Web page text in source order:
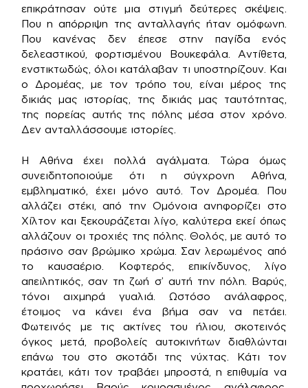
επικράτησαν ούτε μια στιγμή δεύτερες σκέψεις.
Που η απόρριψη της ανταλλαγής ήταν ομόφωνη.
Που κανένας δεν έπεσε στην παγίδα ενός
δελεαστικού, φορτισμένου Βουκεφάλα. Αντίθετα,
ενστικτωδώς, όλοι κατάλαβαν τι υποστηρίζουν. Και
ο Δρομέας, με τον τρόπο του, είναι μέρος της
δικιάς μας ιστορίας, της δικιάς μας ταυτότητας,
της πορείας αυτής της πόλης μέσα στον χρόνο.
Δεν ανταλλάσσουμε ιστορίες.
Η Αθήνα έχει πολλά αγάλματα. Τώρα όμως
συνειδητοποιούμε ότι η σύγχρονη Αθήνα,
εμβληματικό, έχει μόνο αυτό. Τον Δρομέα. Που
αλλάζει στέκι, από την Ομόνοια ανηφορίζει στο
Χίλτον και ξεκουράζεται λίγο, καλύτερα εκεί όπως
αλλάζουν οι τροχιές της πόλης. Θολός, με αυτό το
πράσινο σαν βρώμικο χρώμα. Σαν λερωμένος από
το καυσαέριο. Κοφτερός, επικίνδυνος, λίγο
απειλητικός, σαν τη ζωή σ’ αυτή την πόλη. Βαρύς,
τόνοι αιχμηρά γυαλιά. Ωστόσο ανάλαφρος,
έτοιμος να κάνει ένα βήμα σαν να πετάει.
Φωτεινός με τις ακτίνες του ήλιου, σκοτεινός
όγκος μετά, προβολείς αυτοκινήτων διαθλώνται
επάνω του στο σκοτάδι της νύχτας. Κάτι τον
κρατάει, κάτι τον τραβάει μπροστά, η επιθυμία να